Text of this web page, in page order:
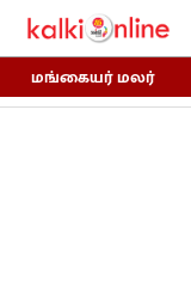
மங்கையர் மலர்